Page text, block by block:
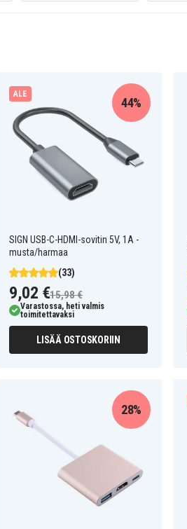
ALE
SIGN USB-C-HDMI-sovitin 5V, 1A -
musta/harmaa
(33)
44%
9,02 €15,98 €
Varastossa, heti valmis
toimitettavaksi
LISÄÄ OSTOSKORIIN
28%